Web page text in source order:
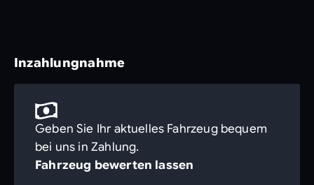
Inzahlungnahme
Geben Sie Ihr aktuelles Fahrzeug bequem
bei uns in Zahlung.
Fahrzeug bewerten lassen